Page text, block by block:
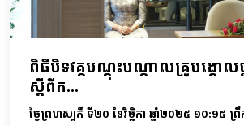
ពិធីបិទវគ្គបណ្តុះបណ្តាលគ្រូបង្គោលថ្
ស្តីពីក...
ថ្ងៃព្រហស្បតិ៍ ទី២០ ខែវិច្ឆិកា ឆ្នាំ២០២៥ ១០:១៥ ព្រឹ